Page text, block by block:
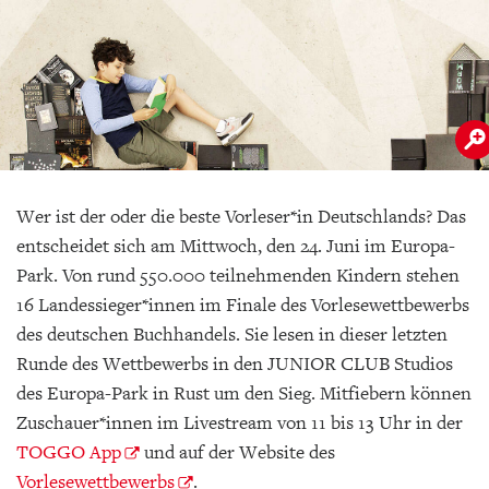
Wer ist der oder die beste Vorleser*in Deutschlands? Das
entscheidet sich am Mittwoch, den 24. Juni im Europa-
Park. Von rund 550.000 teilnehmenden Kindern stehen
16 Landessieger*innen im Finale des Vorlesewettbewerbs
des deutschen Buchhandels. Sie lesen in dieser letzten
Runde des Wettbewerbs in den JUNIOR CLUB Studios
des Europa-Park in Rust um den Sieg. Mitfiebern können
Zuschauer*innen im Livestream von 11 bis 13 Uhr in der
TOGGO App
und auf der Website des
Vorlesewettbewerbs
.